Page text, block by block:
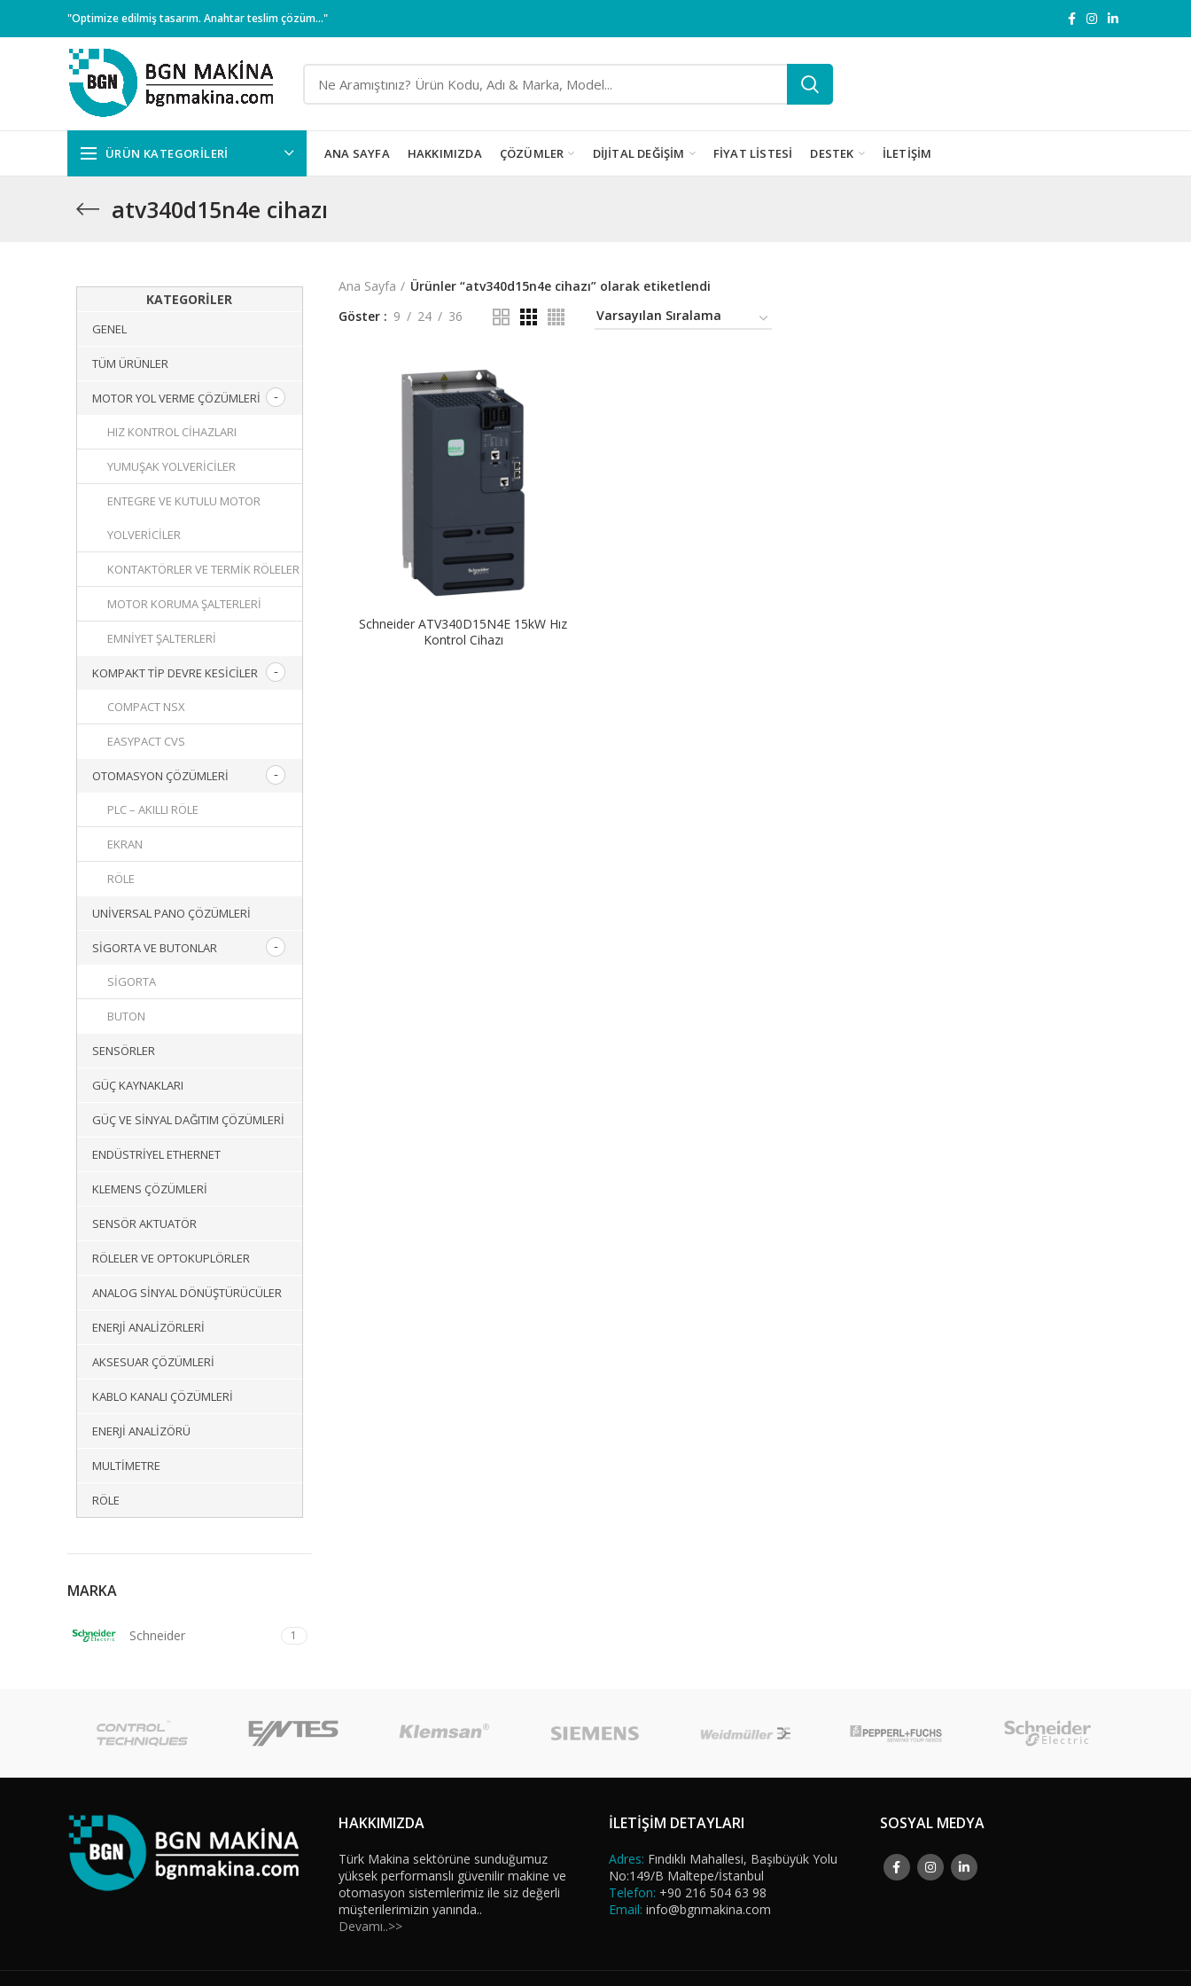
"Optimize edilmiş tasarım. Anahtar teslim çözüm..."
ÜRÜN KATEGORILERI ANA SAYFA HAKKIMIZDA ÇÖZÜMLER DIJITAL DEĞIŞIM FIYAT LISTESI DESTEK İLETIŞIM
atv340d15n4e cihazı
KATEGORILER
GENEL
TÜM ÜRÜNLER
MOTOR YOL VERME ÇÖZÜMLERI
HIZ KONTROL CIHAZLARI
YUMUŞAK YOLVERICILER
ENTEGRE VE KUTULU MOTOR
YOLVERICILER
KONTAKTÖRLER VE TERMIK RÖLELER
MOTOR KORUMA ŞALTERLERI
EMNIYET ŞALTERLERI
KOMPAKT TIP DEVRE KESICILER
COMPACT NSX
EASYPACT CVS
OTOMASYON ÇÖZÜMLERI
PLC – AKILLI RÖLE
EKRAN
RÖLE
UNIVERSAL PANO ÇÖZÜMLERI
SIGORTA VE BUTONLAR
SIGORTA
BUTON
SENSÖRLER
GÜÇ KAYNAKLARI
GÜÇ VE SINYAL DAĞITIM ÇÖZÜMLERI
ENDÜSTRIYEL ETHERNET
KLEMENS ÇÖZÜMLERI
SENSÖR AKTUATÖR
RÖLELER VE OPTOKUPLÖRLER
ANALOG SINYAL DÖNÜŞTÜRÜCÜLER
ENERJI ANALIZÖRLERI
AKSESUAR ÇÖZÜMLERI
KABLO KANALI ÇÖZÜMLERI
ENERJI ANALIZÖRÜ
MULTIMETRE
RÖLE
MARKA
Schneider 1
Ana Sayfa
Ürünler “atv340d15n4e cihazı” olarak etiketlendi
Göster
9 24 36
Schneider ATV340D15N4E 15kW Hız
Kontrol Cihazı
HAKKIMIZDA
Türk Makina sektörüne sunduğumuz
yüksek performanslı güvenilir makine ve
otomasyon sistemlerimiz ile siz değerli
müşterilerimizin yanında..
Devamı..>>
İLETİŞİM DETAYLARI
Adres: Fındıklı Mahallesi, Başıbüyük Yolu
No:149/B Maltepe/İstanbul
Telefon: +90 216 504 63 98
Email: info@bgnmakina.com
SOSYAL MEDYA